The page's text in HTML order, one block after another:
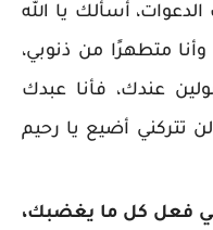
أسألك يا الله
متطهرًا من ذنوبي،
عندك، فأنا عبدك
تتركني أضيع يا رحيم
فعل كل ما يغضبك،